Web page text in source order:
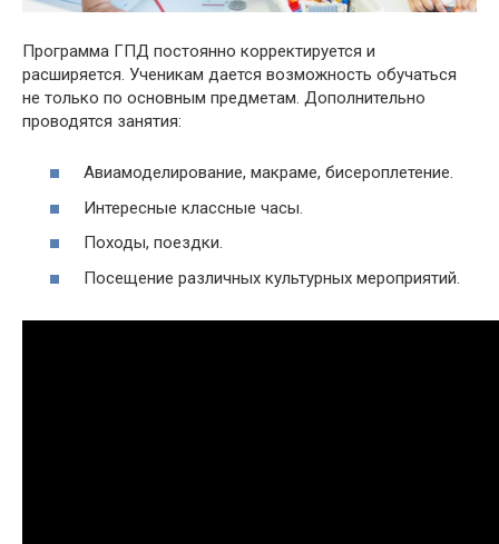
Программа ГПД постоянно корректируется и
расширяется. Ученикам дается возможность обучаться
не только по основным предметам. Дополнительно
проводятся занятия:
Авиамоделирование, макраме, бисероплетение.
Интересные классные часы.
Походы, поездки.
Посещение различных культурных мероприятий.